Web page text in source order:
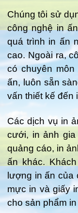
Chúng tôi sử
công nghệ in
quá trình in ấn
cao. Ngoài ra,
có chuyên
ấn, luôn sẵn
vấn thiết kế đến
Các dịch vụ in
cưới, in ảnh
quảng cáo, in
ấn khác.
lượng in ấn của
mực in và giấy
cho sản phẩm